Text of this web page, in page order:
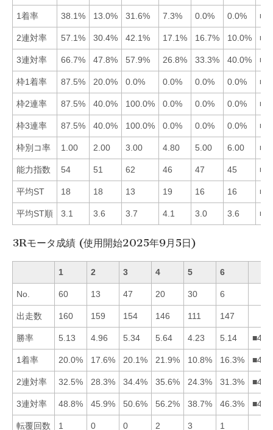
1着率 38.1% 13.0% 31.6% 7.3% 0.0% 0.0%
2連対率 57.1% 30.4% 42.1% 17.1% 16.7% 10.0%
3連対率 66.7% 47.8% 57.9% 26.8% 33.3% 40.0%
枠1着率 87.5% 20.0% 0.0% 0.0% 0.0% 0.0%
枠2連率 87.5% 40.0% 100.0% 0.0% 0.0% 0.0%
枠3連率 87.5% 40.0% 100.0% 0.0% 0.0% 0.0%
枠別コ率 1.00 2.00 3.00 4.80 5.00 6.00
能力指数 54 51 62 46 47 45
平均ST 18 18 13 19 16 16
平均ST順 3.1 3.6 3.7 4.1 3.0 3.6
3Rモータ成績 (使用開始2025年9月5日)
1 2 3 4 5 6
No. 60 13 47 20 30 6
出走数 160 159 154 146 111 147
勝率 5.13 4.96 5.34 5.64 4.23 5.14
1着率 20.0% 17.6% 20.1% 21.9% 10.8% 16.3%
2連対率 32.5% 28.3% 34.4% 35.6% 24.3% 31.3%
3連対率 48.8% 45.9% 50.6% 56.2% 38.7% 46.3%
転覆回数 1 0 0 2 3 1